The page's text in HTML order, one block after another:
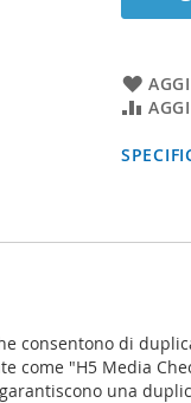
consentono di
"H5 Media
una